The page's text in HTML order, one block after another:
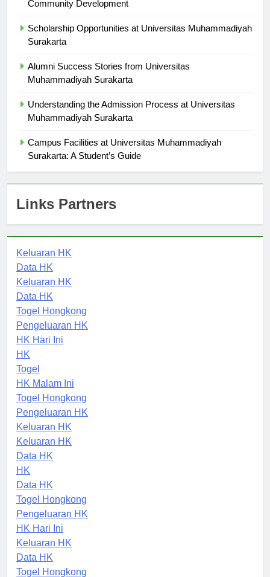
Scholarship Opportunities at Universitas Muhammadiyah
Alumni Success Stories from Universitas
Understanding the Admission Process at Universitas
Campus Facilities at Universitas Muhammadiyah
Keluaran HK
Data HK
Keluaran HK
Data HK
Togel Hongkong
Pengeluaran HK
HK Hari Ini
HK
Togel
HK Malam Ini
Togel Hongkong
Pengeluaran HK
Keluaran HK
Keluaran HK
Data HK
HK
Data HK
Togel Hongkong
Pengeluaran HK
HK Hari Ini
Keluaran HK
Data HK